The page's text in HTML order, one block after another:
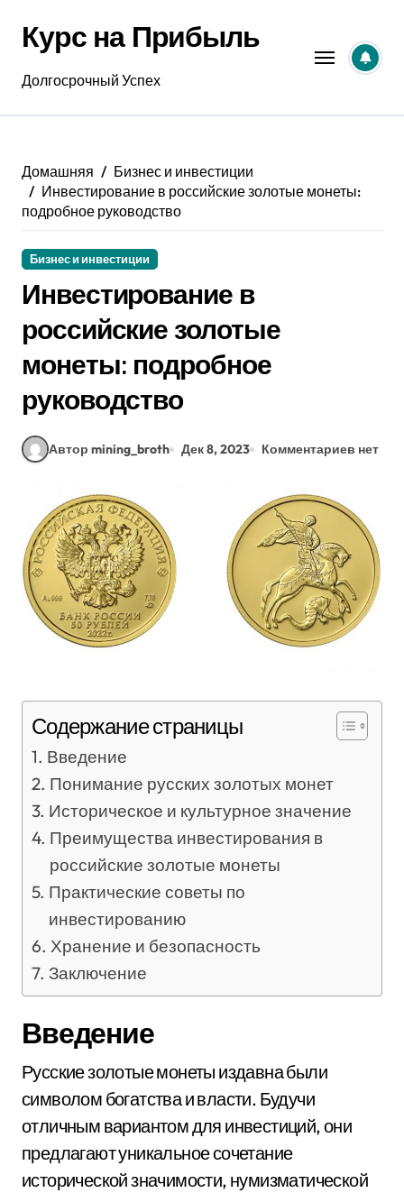
содержанию
Курс на Прибыль
Долгосрочный Успех
Домашняя
Бизнес и инвестиции
Инвестирование в российские золотые монеты:
подробное руководство
Бизнес и инвестиции
Инвестирование в
российские золотые
монеты: подробное
руководство
Автор mining_broth Дек 8, 2023 Комментариев нет
Содержание страницы
Введение
Понимание русских золотых монет
Историческое и культурное значение
Преимущества инвестирования в
российские золотые монеты
Практические советы по
инвестированию
Хранение и безопасность
Заключение
Введение
Русские золотые монеты издавна были
символом богатства и власти. Будучи
отличным вариантом для инвестиций, они
предлагают уникальное сочетание
исторической значимости, нумизматической